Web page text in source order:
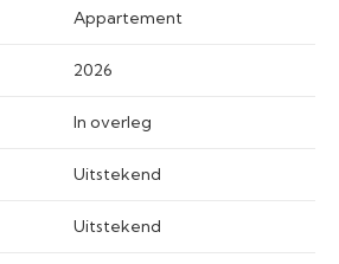
Appartement
2026
In overleg
Uitstekend
Uitstekend